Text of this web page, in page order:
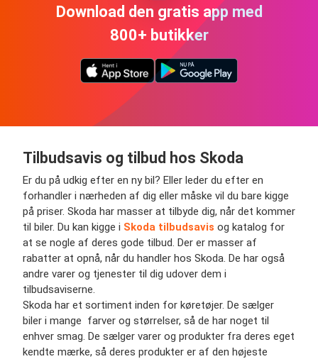
Download den gratis app med
800+ butikker
Tilbudsavis og tilbud hos Skoda
Er du på udkig efter en ny bil? Eller leder du efter en
forhandler i nærheden af dig eller måske vil du bare kigge
på priser. Skoda har masser at tilbyde dig, når det kommer
til biler. Du kan kigge i Skoda tilbudsavis og katalog for
at se nogle af deres gode tilbud. Der er masser af
rabatter at opnå, når du handler hos Skoda. De har også
andre varer og tjenester til dig udover dem i
tilbudsaviserne.
Skoda har et sortiment inden for køretøjer. De sælger
biler i mange farver og størrelser, så de har noget til
enhver smag. De sælger varer og produkter fra deres eget
kendte mærke, så deres produkter er af den højeste